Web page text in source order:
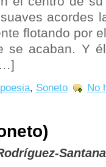
acordes
flotando por
se acaban. Y
poesia, Soneto No
Santana